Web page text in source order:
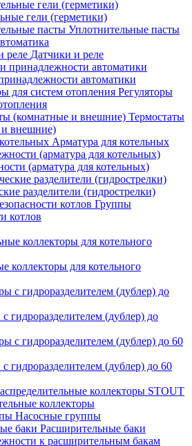
гели (герметики)
Уплотнительные пасты
Датчики и реле
автоматики
Регуляторы
Термостаты
внешние)
Арматура для котельных
(арматура для котельных)
разделители (гидрострелки)
Группы
котлов
коллекторы для котельного
гидроразделителем (дублер) до
гидроразделителем (дублер) до 60
STOUT
коллекторы
Насосные группы
Расширительные баки